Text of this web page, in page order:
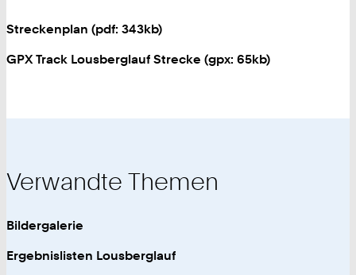
Streckenplan (pdf: 343kb)
GPX Track Lousberglauf Strecke (gpx: 65kb)
Verwandte Themen
Bildergalerie
Ergebnislisten Lousberglauf